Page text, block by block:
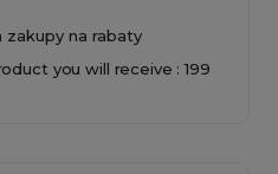
zakupy na rabaty
you will receive : 199